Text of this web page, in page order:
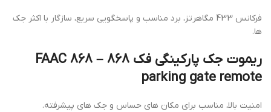
فرکانس 433 مگاهرتز، برد مناسب و پاسخگویی سریع، سازگار با اکثر جک
ها.
ریموت جک پارکینگی فک 868 – FAAC 868
parking gate remote
امنیت بالا، مناسب برای مکان های حساس و جک های پیشرفته.